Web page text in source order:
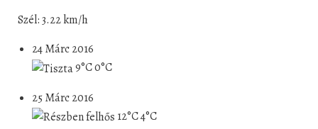
Szél: 3.22 km/h
24 Márc 2016
9°C0°C
25 Márc 2016
12°C4°C